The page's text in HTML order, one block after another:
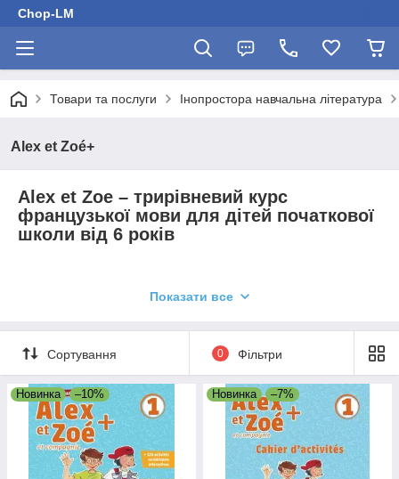
Chop-LM
Товари та послуги Інопростора навчальна література
Alex et Zoé+
Alex et Zoe – трирівневий курс
французької мови для дітей початкової
школи від 6 років
CLE International
Кожен рівень курсу розрахований на 80-90 годин навчання.
Alex et Zoe надає можливість підготовки до іспитів DELF Prim
завдяки спеціальним вправам у робочому зошиті. Оновлений
курс присвячений знаменитим творам та літературним
героям Шарля Перро, Лафонтена та Жюля Верна. Це дає
можливість учням познайомитись із французькою
літературою.
Показати все
Сортування 0 Фільтри
Новинка –10% Новинка –7%